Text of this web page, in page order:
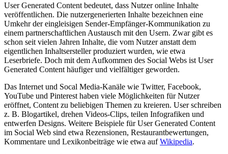
User Generated Content bedeutet, dass Nutzer online Inhalte
veröffentlichen. Die nutzergenerierten Inhalte bezeichnen eine
Umkehr der eingleisigen Sender-Empfänger-Kommunikation zu
einem partnerschaftlichen Austausch mit den Usern. Zwar gibt es
schon seit vielen Jahren Inhalte, die vom Nutzer anstatt dem
eigentlichen Inhaltsersteller produziert wurden, wie etwa
Leserbriefe. Doch mit dem Aufkommen des Social Webs ist User
Generated Content häufiger und vielfältiger geworden.
Das Internet und Socal Media-Kanäle wie Twitter, Facebook,
YouTube und Pinterest haben viele Möglichkeiten für Nutzer
eröffnet, Content zu beliebigen Themen zu kreieren. User schreiben
z. B. Blogartikel, drehen Videos-Clips, teilen Infografiken und
entwerfen Designs. Weitere Beispiele für User Generated Content
im Social Web sind etwa Rezensionen, Restaurantbewertungen,
Kommentare und Lexikonbeiträge wie etwa aufWikipedia.